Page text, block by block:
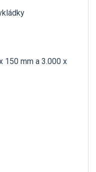
150 mm a 3.000 x